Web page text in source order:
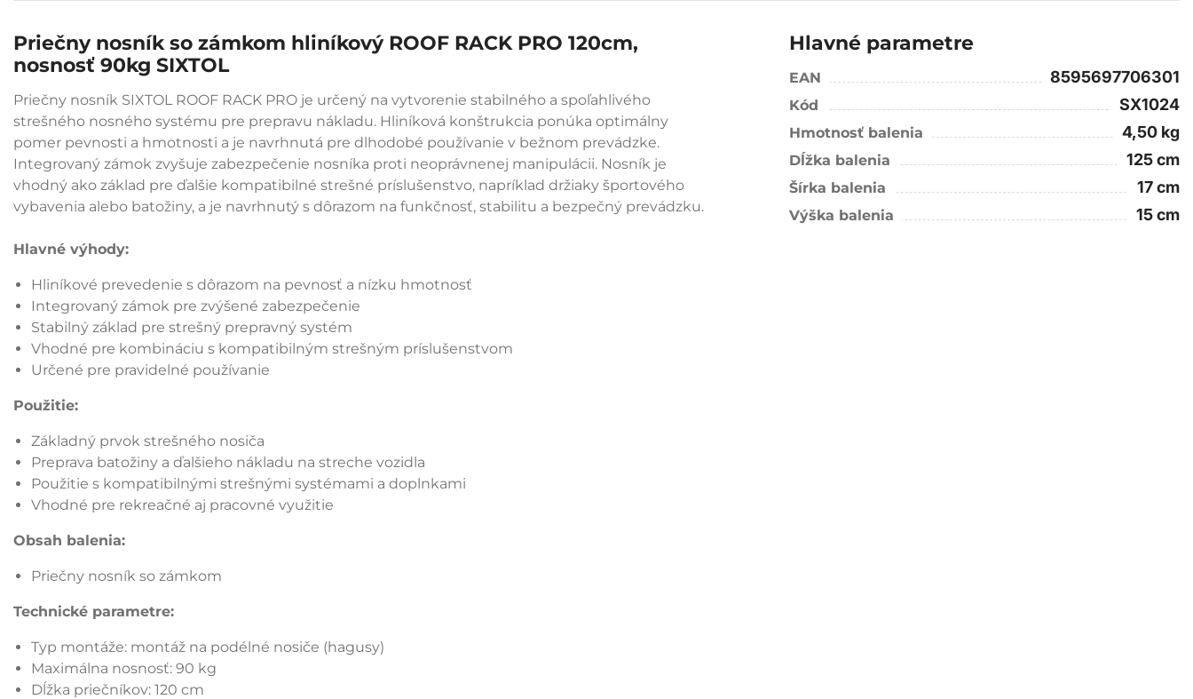
Priečny nosník so zámkom hliníkový ROOF RACK PRO 120cm,
nosnosť 90kg SIXTOL
Priečny nosník SIXTOL ROOF RACK PRO je určený na vytvorenie stabilného a spoľahlivého
strešného nosného systému pre prepravu nákladu. Hliníková konštrukcia ponúka optimálny
pomer pevnosti a hmotnosti a je navrhnutá pre dlhodobé používanie v bežnom prevádzke.
Integrovaný zámok zvyšuje zabezpečenie nosníka proti neoprávnenej manipulácii. Nosník je
vhodný ako základ pre ďalšie kompatibilné strešné príslušenstvo, napríklad držiaky športového
vybavenia alebo batožiny, a je navrhnutý s dôrazom na funkčnosť, stabilitu a bezpečný prevádzku.
Hlavné výhody:
Hliníkové prevedenie s dôrazom na pevnosť a nízku hmotnosť
Integrovaný zámok pre zvýšené zabezpečenie
Stabilný základ pre strešný prepravný systém
Vhodné pre kombináciu s kompatibilným strešným príslušenstvom
Určené pre pravidelné používanie
Použitie:
Základný prvok strešného nosiča
Preprava batožiny a ďalšieho nákladu na streche vozidla
Použitie s kompatibilnými strešnými systémami a doplnkami
Vhodné pre rekreačné aj pracovné využitie
Obsah balenia:
Priečny nosník so zámkom
Technické parametre:
Typ montáže: montáž na podélné nosiče (hagusy)
Maximálna nosnosť: 90 kg
Dĺžka priečníkov: 120 cm
Hlavné parametre
EAN 8595697706301
Kód SX1024
Hmotnosť balenia 4,50 kg
Dĺžka balenia 125 cm
Šírka balenia 17 cm
Výška balenia 15 cm